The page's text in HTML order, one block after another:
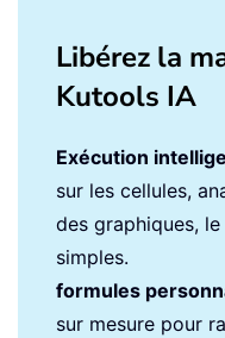
Libérez la
Kutools IA
Exécution
sur les cellules,
des graphiques,
simples.
formules
sur mesure pour